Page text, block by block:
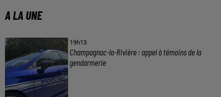
A LA UNE
19h13
Champagnac-la-Rivière : appel à témoins de la
gendarmerie